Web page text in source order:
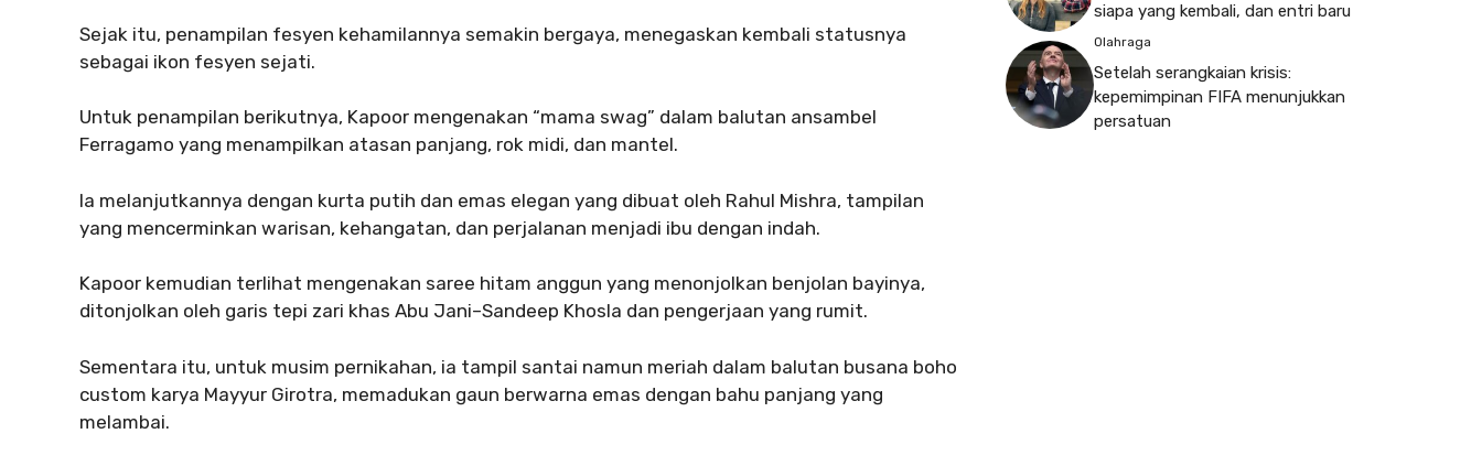
Sejak itu, penampilan fesyen kehamilannya semakin bergaya, menegaskan kembali statusnya
sebagai ikon fesyen sejati.
Untuk penampilan berikutnya, Kapoor mengenakan “mama swag” dalam balutan ansambel
Ferragamo yang menampilkan atasan panjang, rok midi, dan mantel.
Ia melanjutkannya dengan kurta putih dan emas elegan yang dibuat oleh Rahul Mishra, tampilan
yang mencerminkan warisan, kehangatan, dan perjalanan menjadi ibu dengan indah.
Kapoor kemudian terlihat mengenakan saree hitam anggun yang menonjolkan benjolan bayinya,
ditonjolkan oleh garis tepi zari khas Abu Jani–Sandeep Khosla dan pengerjaan yang rumit.
Sementara itu, untuk musim pernikahan, ia tampil santai namun meriah dalam balutan busana boho
custom karya Mayyur Girotra, memadukan gaun berwarna emas dengan bahu panjang yang
melambai.
siapa yang kembali, dan entri baru
Olahraga
Setelah serangkaian krisis:
kepemimpinan FIFA menunjukkan
persatuan